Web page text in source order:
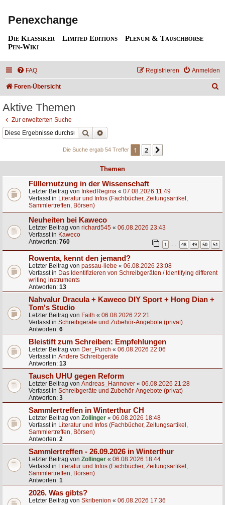
Penexchange
Die Klassiker Limited Editions
Plenum & Tauschbörse
Pen-Wiki
FAQ Anmelden
Registrieren
Foren-Übersicht
Aktive Themen
Zur erweiterten Suche
Suche
Die Suche ergab 54 Treffer 1 2
Themen
Füllernutzung in der Wissenschaft
Letzter Beitrag von InkedRegina « 07.08.2026 11:49
Verfasst in Literatur und Infos (Fachbücher, Zeitungsartikel,
Sammlertreffen, Börsen)
Neuheiten bei Kaweco
Letzter Beitrag von richard545 « 06.08.2026 23:43
Verfasst in Kaweco
Antworten: 760 1 … 48 49 50 51
Rowenta, kennt den jemand?
Letzter Beitrag von passau-liebe « 06.08.2026 23:08
Verfasst in Das Identifizieren von Schreibgeräten / Identifying different
writing instruments
Antworten: 13
Nahvalur Dracula + Kaweco DIY Sport + Hong Dian +
Tom's Studio
Letzter Beitrag von Faith « 06.08.2026 22:21
Verfasst in Schreibgeräte und Zubehör-Angebote (privat)
Antworten: 6
Bleistift zum Schreiben: Empfehlungen
Letzter Beitrag von Der_Purch « 06.08.2026 22:06
Verfasst in Andere Schreibgeräte
Antworten: 13
Tausch UHU gegen Reform
Letzter Beitrag von Andreas_Hannover « 06.08.2026 21:28
Verfasst in Schreibgeräte und Zubehör-Angebote (privat)
Antworten: 3
Sammlertreffen in Winterthur CH
Letzter Beitrag von Zollinger « 06.08.2026 18:48
Verfasst in Literatur und Infos (Fachbücher, Zeitungsartikel,
Sammlertreffen, Börsen)
Antworten: 2
Sammlertreffen - 26.09.2026 in Winterthur
Letzter Beitrag von Zollinger « 06.08.2026 18:44
Verfasst in Literatur und Infos (Fachbücher, Zeitungsartikel,
Sammlertreffen, Börsen)
Antworten: 1
2026. Was gibts?
Letzter Beitrag von Skribenion « 06.08.2026 17:36